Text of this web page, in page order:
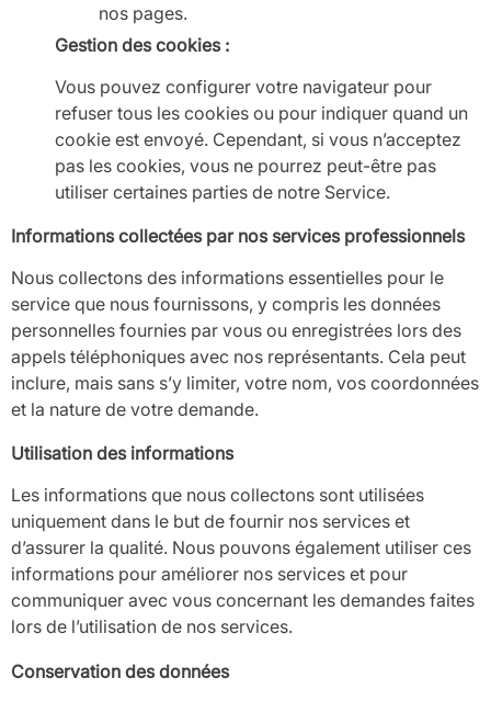
nos pages.
Gestion des cookies :
Vous pouvez configurer votre navigateur pour
refuser tous les cookies ou pour indiquer quand un
cookie est envoyé. Cependant, si vous n’acceptez
pas les cookies, vous ne pourrez peut-être pas
utiliser certaines parties de notre Service.
Informations collectées par nos services professionnels
Nous collectons des informations essentielles pour le
service que nous fournissons, y compris les données
personnelles fournies par vous ou enregistrées lors des
appels téléphoniques avec nos représentants. Cela peut
inclure, mais sans s’y limiter, votre nom, vos coordonnées
et la nature de votre demande.
Utilisation des informations
Les informations que nous collectons sont utilisées
uniquement dans le but de fournir nos services et
d’assurer la qualité. Nous pouvons également utiliser ces
informations pour améliorer nos services et pour
communiquer avec vous concernant les demandes faites
lors de l’utilisation de nos services.
Conservation des données